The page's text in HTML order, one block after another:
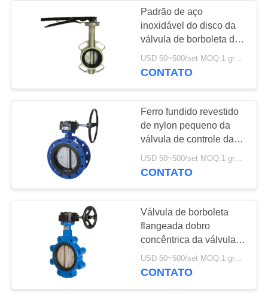
NOTÍCIAS
SOLICITE UM
ORÇAMENTO
POLÍTICA
PRIVACIDADE
Armadilha de vapor
de DSC
15
Válvula de bola de
aço inoxidável
Padrão de aço
inoxidável do disco da
válvula de borboleta do
corpo do selo do metal
com punho
CONTATO
Ferro fundido revestido
de nylon pequeno da
válvula de controle da
borboleta da válvula de
borboleta da água
USD 50~500/set MOQ:1 grupo
CONTATO
Válvula de borboleta
flangeada dobro
concêntrica da válvula
de borboleta do
tamanho padrão
USD 50~500/set MOQ:1 grupo
CONTATO